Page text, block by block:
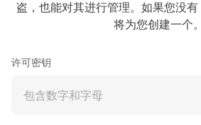
盗，也能对其进行管理。如果您没有
将为您创建一个。
许可密钥